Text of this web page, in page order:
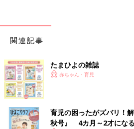
関連記事
たまひよの雑誌
赤ちゃん・育児
育児の困ったがズバリ！
秋号』 4カ月～2才にな